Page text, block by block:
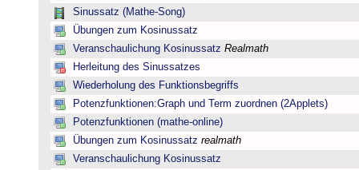
Sinussatz (Mathe-Song)
Übungen zum Kosinussatz
Veranschaulichung Kosinussatz Realmath
Herleitung des Sinussatzes
Wiederholung des Funktionsbegriffs
Potenzfunktionen:Graph und Term zuordnen (2Applets)
Potenzfunktionen (mathe-online)
Übungen zum Kosinussatz realmath
Veranschaulichung Kosinussatz